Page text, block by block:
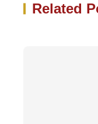
Related